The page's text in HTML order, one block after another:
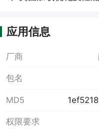
应用信息
厂商
包名
MD5
权限要求